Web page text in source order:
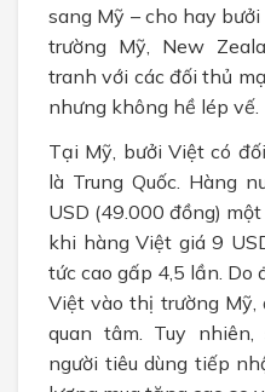
sang Mỹ – cho hay
trường Mỹ, New
tranh với các đối thủ
nhưng không hề lép vế.
Tại Mỹ, bưởi Việt có
là Trung Quốc. Hàng
USD (49.000 đồng)
khi hàng Việt giá 9
tức cao gấp 4,5 lần. Do
Việt vào thị trường
quan tâm. Tuy
người tiêu dùng tiếp